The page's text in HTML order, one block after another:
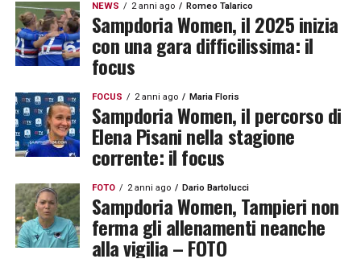
NEWS 2 anni ago Romeo Talarico
Sampdoria Women, il 2025 inizia
con una gara difficilissima: il
focus
FOCUS 2 anni ago Maria Floris
Sampdoria Women, il percorso di
Elena Pisani nella stagione
corrente: il focus
FOTO 2 anni ago Dario Bartolucci
Sampdoria Women, Tampieri non
ferma gli allenamenti neanche
alla vigilia – FOTO